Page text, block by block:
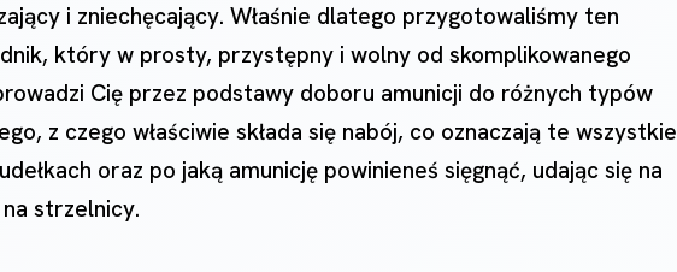
i zniechęcający. Właśnie dlatego przygotowaliśmy ten
który w prosty, przystępny i wolny od skomplikowanego
Cię przez podstawy doboru amunicji do różnych typów
z czego właściwie składa się nabój, co oznaczają te wszystkie
oraz po jaką amunicję powinieneś sięgnąć, udając się na
strzelnicy.